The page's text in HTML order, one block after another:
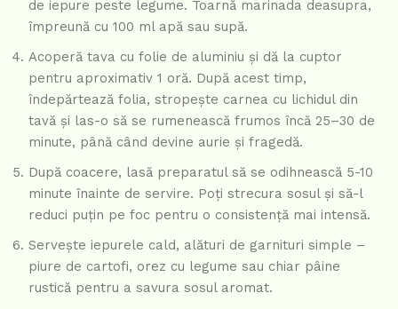
de iepure peste legume. Toarnă marinada deasupra,
împreună cu 100 ml apă sau supă.
Acoperă tava cu folie de aluminiu și dă la cuptor
pentru aproximativ 1 oră. După acest timp,
îndepărtează folia, stropește carnea cu lichidul din
tavă și las-o să se rumenească frumos încă 25–30 de
minute, până când devine aurie și fragedă.
După coacere, lasă preparatul să se odihnească 5-10
minute înainte de servire. Poți strecura sosul și să-l
reduci puțin pe foc pentru o consistență mai intensă.
Servește iepurele cald, alături de garnituri simple –
piure de cartofi, orez cu legume sau chiar pâine
rustică pentru a savura sosul aromat.